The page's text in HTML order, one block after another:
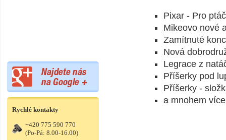
Rychlé kontakty
+420 775 590 770
(Po-Pá: 8.00-16.00)
Pixar - Pro
Mikeovo nové
Zamítnuté
Nová
Legrace z
Příšerky pod
Příšerky -
a mnohem